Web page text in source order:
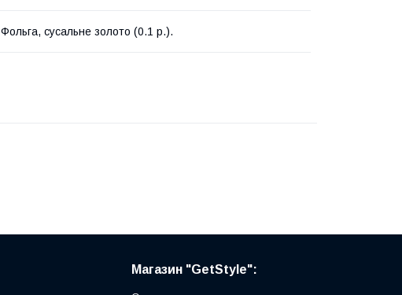
Фольга, сусальне золото (0.1 р.).
Магазин "GetStyle":